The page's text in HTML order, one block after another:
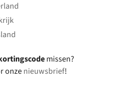
missen?
onzenieuwsbrief!